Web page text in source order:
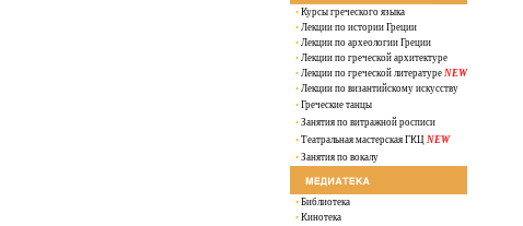
• Курсы греческого языка
• Лекции по истории Греции
• Лекции по археологии Греции
• Лекции по греческой архитектуре
• Лекции по греческой литературеNEW
• Лекции по византийскому искусству
• Греческие танцы
• Занятия по витражной росписи
• Театральная мастерская ГКЦ NEW
• Занятия по вокалу
• Библиотека
• Кинотека